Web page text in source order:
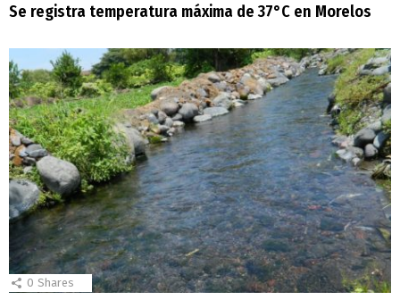
Se registra temperatura máxima de 37°C en Morelos
0 Shares